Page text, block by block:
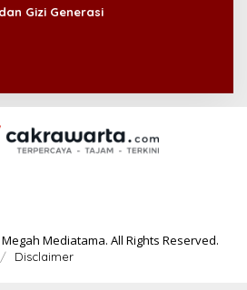
Gizi Generasi
Mediatama. All Rights Reserved.
Disclaimer